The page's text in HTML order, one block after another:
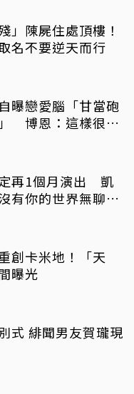
」陳屍住處頂樓！
名不要逆天而行
曝戀愛腦「甘當砲
博恩：這樣很卑
再1個月演出 凱
有你的世界無聊好
創卡米地！「天
曝光
瓏現